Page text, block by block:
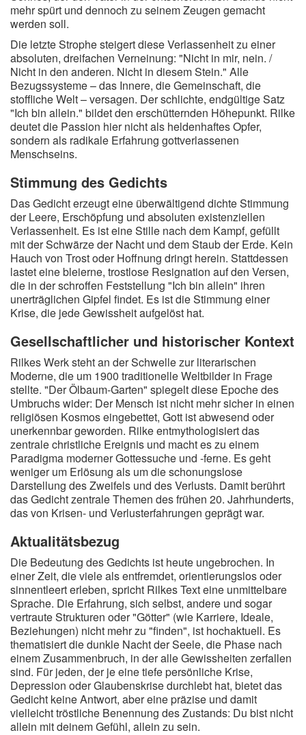
mehr spürt und dennoch zu seinem Zeugen gemacht
werden soll.
Die letzte Strophe steigert diese Verlassenheit zu einer
absoluten, dreifachen Verneinung: "Nicht in mir, nein. /
Nicht in den anderen. Nicht in diesem Stein." Alle
Bezugssysteme – das Innere, die Gemeinschaft, die
stoffliche Welt – versagen. Der schlichte, endgültige Satz
"Ich bin allein." bildet den erschütternden Höhepunkt. Rilke
deutet die Passion hier nicht als heldenhaftes Opfer,
sondern als radikale Erfahrung gottverlassenen
Menschseins.
Stimmung des Gedichts
Das Gedicht erzeugt eine überwältigend dichte Stimmung
der Leere, Erschöpfung und absoluten existenziellen
Verlassenheit. Es ist eine Stille nach dem Kampf, gefüllt
mit der Schwärze der Nacht und dem Staub der Erde. Kein
Hauch von Trost oder Hoffnung dringt herein. Stattdessen
lastet eine bleierne, trostlose Resignation auf den Versen,
die in der schroffen Feststellung "Ich bin allein" ihren
unerträglichen Gipfel findet. Es ist die Stimmung einer
Krise, die jede Gewissheit aufgelöst hat.
Gesellschaftlicher und historischer Kontext
Rilkes Werk steht an der Schwelle zur literarischen
Moderne, die um 1900 traditionelle Weltbilder in Frage
stellte. "Der Ölbaum-Garten" spiegelt diese Epoche des
Umbruchs wider: Der Mensch ist nicht mehr sicher in einen
religiösen Kosmos eingebettet, Gott ist abwesend oder
unerkennbar geworden. Rilke entmythologisiert das
zentrale christliche Ereignis und macht es zu einem
Paradigma moderner Gottessuche und -ferne. Es geht
weniger um Erlösung als um die schonungslose
Darstellung des Zweifels und des Verlusts. Damit berührt
das Gedicht zentrale Themen des frühen 20. Jahrhunderts,
das von Krisen- und Verlusterfahrungen geprägt war.
Aktualitätsbezug
Die Bedeutung des Gedichts ist heute ungebrochen. In
einer Zeit, die viele als entfremdet, orientierungslos oder
sinnentleert erleben, spricht Rilkes Text eine unmittelbare
Sprache. Die Erfahrung, sich selbst, andere und sogar
vertraute Strukturen oder "Götter" (wie Karriere, Ideale,
Beziehungen) nicht mehr zu "finden", ist hochaktuell. Es
thematisiert die dunkle Nacht der Seele, die Phase nach
einem Zusammenbruch, in der alle Gewissheiten zerfallen
sind. Für jeden, der je eine tiefe persönliche Krise,
Depression oder Glaubenskrise durchlebt hat, bietet das
Gedicht keine Antwort, aber eine präzise und damit
vielleicht tröstliche Benennung des Zustands: Du bist nicht
allein mit deinem Gefühl, allein zu sein.